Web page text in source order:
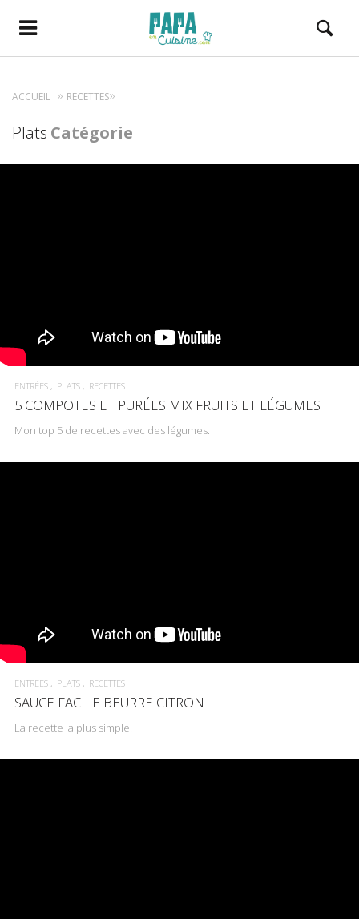
ACCUEIL RECETTES
Plats Catégorie
ENTRÉES PLATS RECETTES
5 COMPOTES ET PURÉES MIX FRUITS ET LÉGUMES !
Mon top 5 de recettes avec des légumes.
ENTRÉES PLATS RECETTES
SAUCE FACILE BEURRE CITRON
La recette la plus simple.